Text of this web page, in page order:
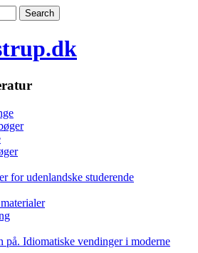
for udenlandske studerende
på. Idiomatiske vendinger i moderne